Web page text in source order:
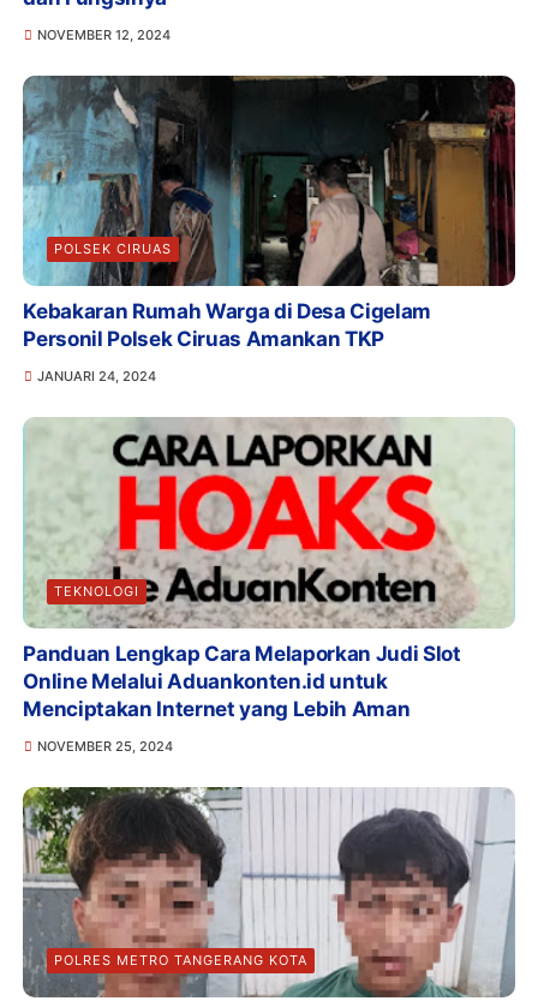
NOVEMBER 12, 2024
POLSEK CIRUAS
Kebakaran Rumah Warga di Desa Cigelam
Personil Polsek Ciruas Amankan TKP
JANUARI 24, 2024
TEKNOLOGI
Panduan Lengkap Cara Melaporkan Judi Slot
Online Melalui Aduankonten.id untuk
Menciptakan Internet yang Lebih Aman
NOVEMBER 25, 2024
POLRES METRO TANGERANG KOTA